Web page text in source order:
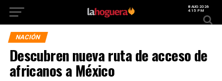
8 AUG 2026
4:15 PM
NACIÓN
Descubren nueva ruta de acceso de
africanos a México